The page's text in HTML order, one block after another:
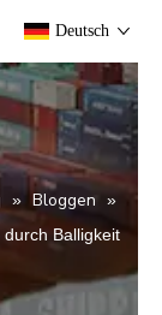
Deutsch
» Bloggen
»
Balligkeit